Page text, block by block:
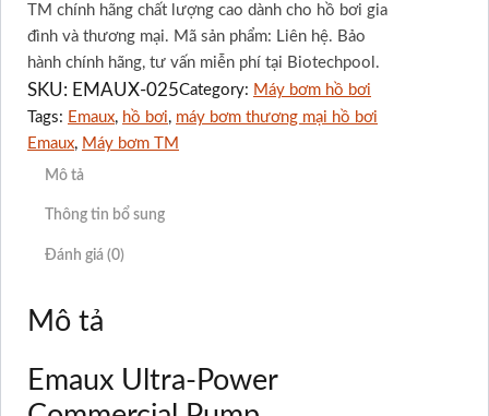
TM chính hãng chất lượng cao dành cho hồ bơi gia
đình và thương mại. Mã sản phẩm: Liên hệ. Bảo
hành chính hãng, tư vấn miễn phí tại Biotechpool.
SKU: EMAUX-025Category: Máy bơm hồ bơi
Tags: Emaux, hồ bơi, máy bơm thương mại hồ bơi
Emaux, Máy bơm TM
Mô tả
Thông tin bổ sung
Đánh giá (0)
Mô tả
Emaux Ultra-Power